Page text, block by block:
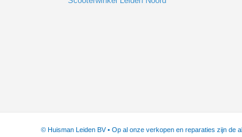
© Huisman Leiden BV • Op al onze verkopen en reparaties zijn de